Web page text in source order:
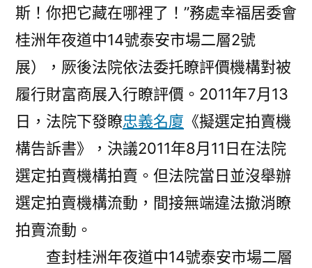
斯！你把它藏在哪裡了！”務處幸福居委會
桂洲年夜道中14號泰安市場二層2號
展），厥後法院依法委托瞭評價機構對被
履行財富商展入行瞭評價。2011年7月13
日，法院下發瞭忠義名廈 《擬選定拍賣機
構告訴書》，決議2011年8月11日在法院
選定拍賣機構拍賣。但法院當日並沒舉辦
選定拍賣機構流動，間接無端違法撤消瞭
拍賣流動。
查封桂洲年夜道中14號泰安市場二層